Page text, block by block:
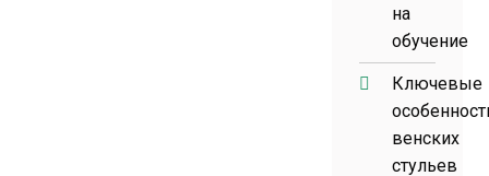
на
обучение
Ключевые
венских
стульев